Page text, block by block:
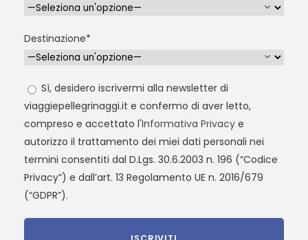
Destinazione*
Sì, desidero iscrivermi alla newsletter di
viaggiepellegrinaggi.it e confermo di aver letto,
compreso e accettato l'Informativa Privacy e
autorizzo il trattamento dei miei dati personali nei
termini consentiti dal D.Lgs. 30.6.2003 n. 196 (“Codice
Privacy”) e dall’art. 13 Regolamento UE n. 2016/679
(“GDPR”).